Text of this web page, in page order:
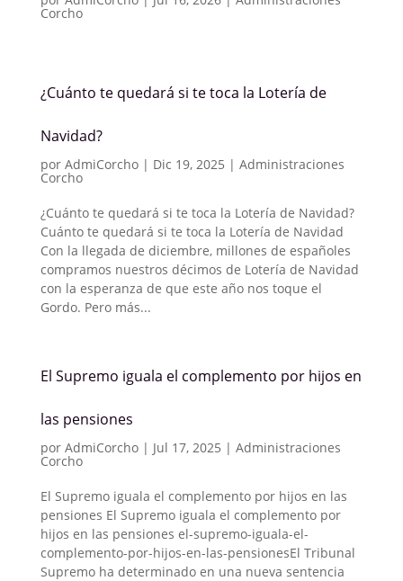
Corcho
¿Cuánto te quedará si te toca la Lotería de
Navidad?
por AdmiCorcho| Dic 19, 2025 | Administraciones
Corcho
¿Cuánto te quedará si te toca la Lotería de Navidad?
Cuánto te quedará si te toca la Lotería de Navidad
Con la llegada de diciembre, millones de españoles
compramos nuestros décimos de Lotería de Navidad
con la esperanza de que este año nos toque el
Gordo. Pero más...
El Supremo iguala el complemento por hijos en
las pensiones
por AdmiCorcho| Jul 17, 2025 | Administraciones
Corcho
El Supremo iguala el complemento por hijos en las
pensiones El Supremo iguala el complemento por
hijos en las pensiones el-supremo-iguala-el-
complemento-por-hijos-en-las-pensionesEl Tribunal
Supremo ha determinado en una nueva sentencia